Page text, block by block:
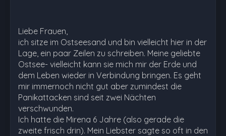
Liebe Frauen,
ich sitze im Ostseesand und bin vielleicht hier in der
Lage, ein paar Zeilen zu schreiben. Meine geliebte
Ostsee- vielleicht kann sie mich mir der Erde und
dem Leben wieder in Verbindung bringen. Es geht
mir immernoch nicht gut aber zumindest die
Panikattacken sind seit zwei Nächten
verschwunden.
Ich hatte die Mirena 6 Jahre (also gerade die
zweite frisch drin). Mein Liebster sagte so oft in den